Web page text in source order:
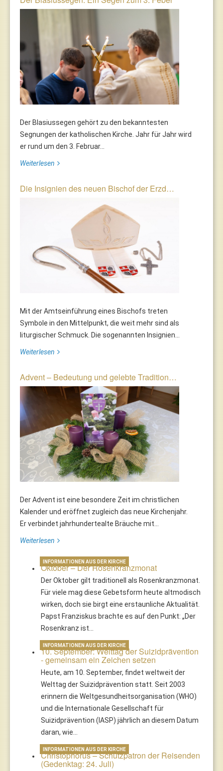
Der Blasiussegen gehört zu den bekanntesten
Segnungen der katholischen Kirche. Jahr für Jahr wird
er rund um den 3. Februar...
Weiterlesen
Die Insignien des neuen Bischof der Erzd…
Mit der Amtseinführung eines Bischofs treten
Symbole in den Mittelpunkt, die weit mehr sind als
liturgischer Schmuck. Die sogenannten Insignien...
Weiterlesen
Advent – Bedeutung und gelebte Tradition…
Der Advent ist eine besondere Zeit im christlichen
Kalender und eröffnet zugleich das neue Kirchenjahr.
Er verbindet jahrhundertealte Bräuche mit...
Weiterlesen
Oktober – Der Rosenkranzmonat
Der Oktober gilt traditionell als Rosenkranzmonat.
Für viele mag diese Gebetsform heute altmodisch
wirken, doch sie birgt eine erstaunliche Aktualität.
Papst Franziskus brachte es auf den Punkt: „Der
Rosenkranz ist…
INFORMATIONEN AUS DER KIRCHE
10. September: Welttag der Suizidprävention
- gemeinsam ein Zeichen setzen
Heute, am 10. September, findet weltweit der
Welttag der Suizidprävention statt. Seit 2003
erinnern die Weltgesundheitsorganisation (WHO)
und die Internationale Gesellschaft für
Suizidprävention (IASP) jährlich an diesem Datum
daran, wie…
INFORMATIONEN AUS DER KIRCHE
Christophorus – Schutzpatron der Reisenden
(Gedenktag: 24. Juli)
INFORMATIONEN AUS DER KIRCHE